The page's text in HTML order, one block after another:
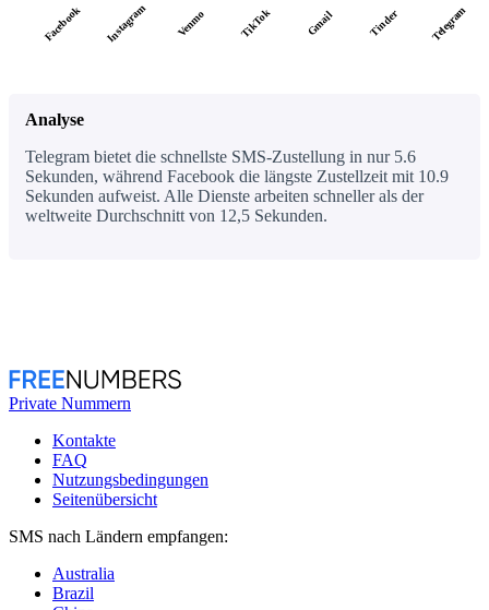
Facebook Instagram Venmo TikTok Gmail Tinder Telegram
Analyse
Telegram bietet die schnellste SMS-Zustellung in nur 5.6
Sekunden, während Facebook die längste Zustellzeit mit 10.9
Sekunden aufweist. Alle Dienste arbeiten schneller als der
weltweite Durchschnitt von 12,5 Sekunden.
Private Nummern
Kontakte
FAQ
Nutzungsbedingungen
Seitenübersicht
SMS nach Ländern empfangen:
Australia
Brazil